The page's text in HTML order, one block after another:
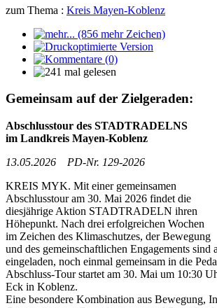
zum Thema : Kreis Mayen-Koblenz
Gemeinsam auf der Zielgeraden:
Abschlusstour des STADTRADELNS
im Landkreis Mayen-Koblenz
13.05.2026 PD-Nr. 129-2026
KREIS MYK. Mit einer gemeinsamen
Abschlusstour am 30. Mai 2026 findet die
diesjährige Aktion STADTRADELN ihren
Höhepunkt. Nach drei erfolgreichen Wochen
im Zeichen des Klimaschutzes, der Bewegung
und des gemeinschaftlichen Engagements sind
eingeladen, noch einmal gemeinsam in die
Abschluss-Tour startet am 30. Mai um 10:30
Eck in Koblenz.
Eine besondere Kombination aus Bewegung,